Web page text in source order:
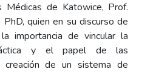
Médicas de Katowice, Prof.
PhD, quien en su discurso de
importancia de vincular la
y el papel de las
creación de un sistema de